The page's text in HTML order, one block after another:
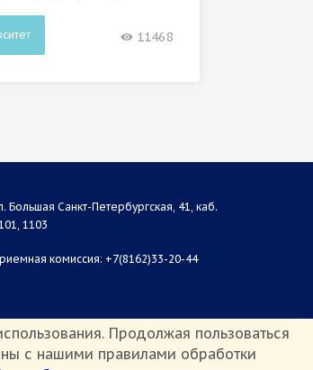
11468
Большая Санкт-Петербургская, 41, каб.
1103
комиссия: +7(8162)33-20-44
Продолжая пользоваться
с нашими правилами обработки